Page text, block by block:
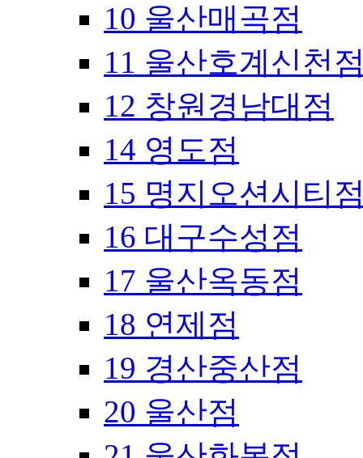
10 울산매곡점
11 울산호계신천
12 창원경남대점
14 영도점
15 명지오션시티
16 대구수성점
17 울산옥동점
18 연제점
19 경산중산점
20 울산점